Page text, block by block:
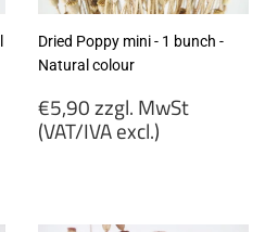
Dried Poppy mini - 1 bunch -
Natural colour
Regular
price
€5,90 zzgl. MwSt
(VAT/IVA excl.)
MwSt